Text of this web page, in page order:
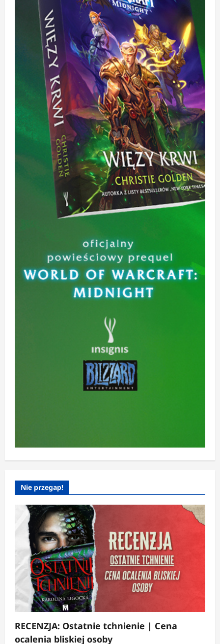
Nie przegap!
RECENZJA: Ostatnie tchnienie | Cena
ocalenia bliskiej osoby